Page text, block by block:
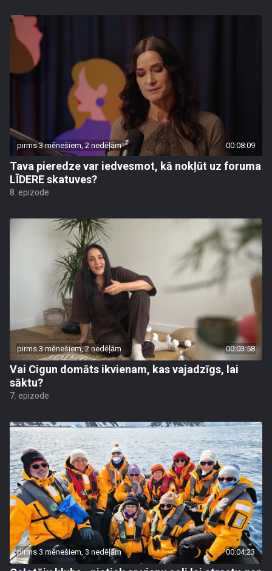
pirms 3 mēnešiem, 2 nedēļām 00:08:09
Tava pieredze var iedvesmot, kā nokļūt uz foruma
LĪDERE skatuves?
8. epizode
pirms 3 mēnešiem, 2 nedēļām 00:03:58
Vai Cigun domāts ikvienam, kas vajadzīgs, lai
sāktu?
7. epizode
pirms 3 mēnešiem, 3 nedēļām 00:04:23